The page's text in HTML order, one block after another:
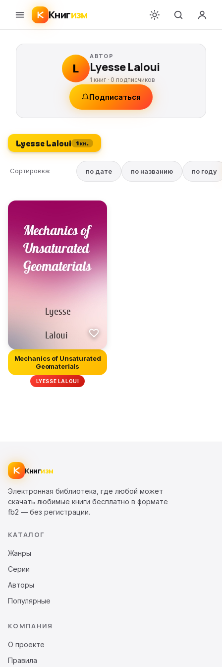
Книгизм
L
АВТОР
Lyesse Laloui
1 книг ·0 подписчиков
Подписаться
Lyesse Laloui 1 кн.
Сортировка: по дате по названию по году
Mechanics of Unsaturated
Geomaterials
LYESSE LALOUI
Книгизм
Электронная библиотека, где любой может
скачать любимые книги бесплатно в формате
fb2 — без регистрации.
КАТАЛОГ
Жанры
Серии
Авторы
Популярные
КОМПАНИЯ
О проекте
Правила